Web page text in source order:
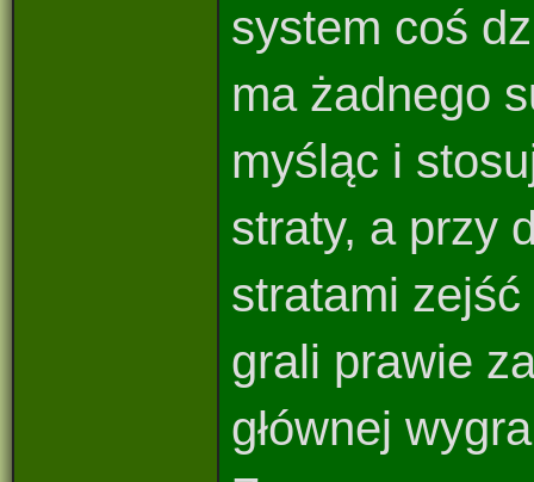
system coś
ma żadnego
myśląc i
straty, a przy
stratami
grali prawie
głównej